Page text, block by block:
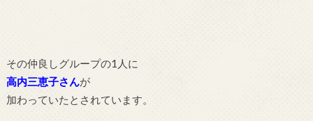
その仲良しグループの1人に
高内三恵子さんが
加わっていたとされています。